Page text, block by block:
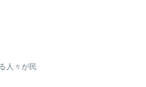
人々が民